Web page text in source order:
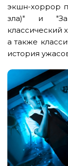
экшн-хоррор
зла)" и
классический
а также
история